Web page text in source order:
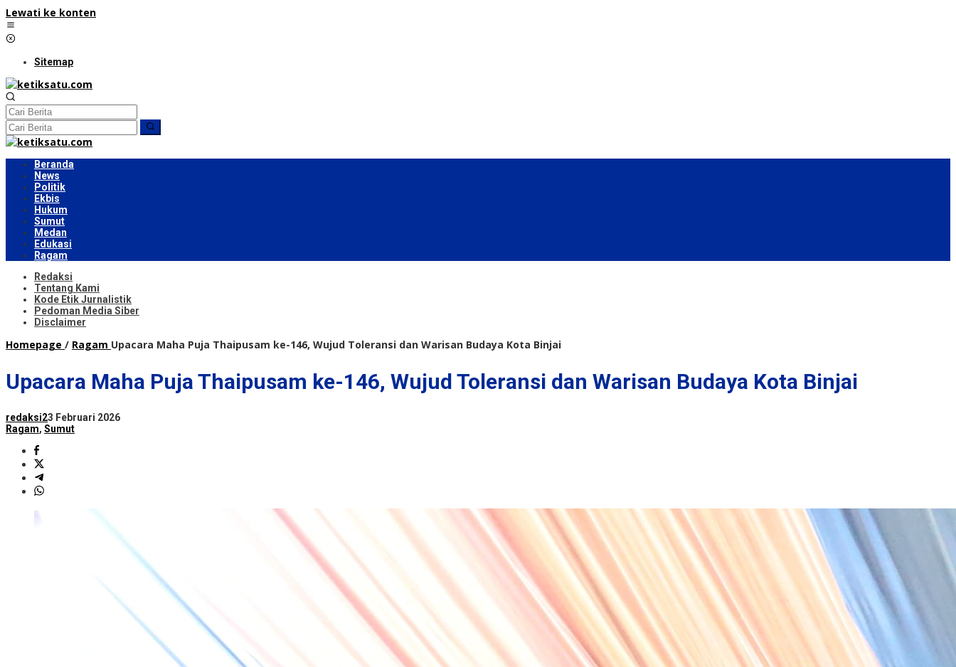
Lewati ke konten
Sitemap
Beranda
News
Politik
Ekbis
Hukum
Sumut
Medan
Edukasi
Ragam
Redaksi
Tentang Kami
Kode Etik Jurnalistik
Pedoman Media Siber
Disclaimer
Homepage / Ragam Upacara Maha Puja Thaipusam ke-146, Wujud Toleransi dan Warisan Budaya Kota Binjai
Upacara Maha Puja Thaipusam ke-146, Wujud Toleransi dan Warisan Budaya Kota Binjai
redaksi23 Februari 2026
Ragam, Sumut